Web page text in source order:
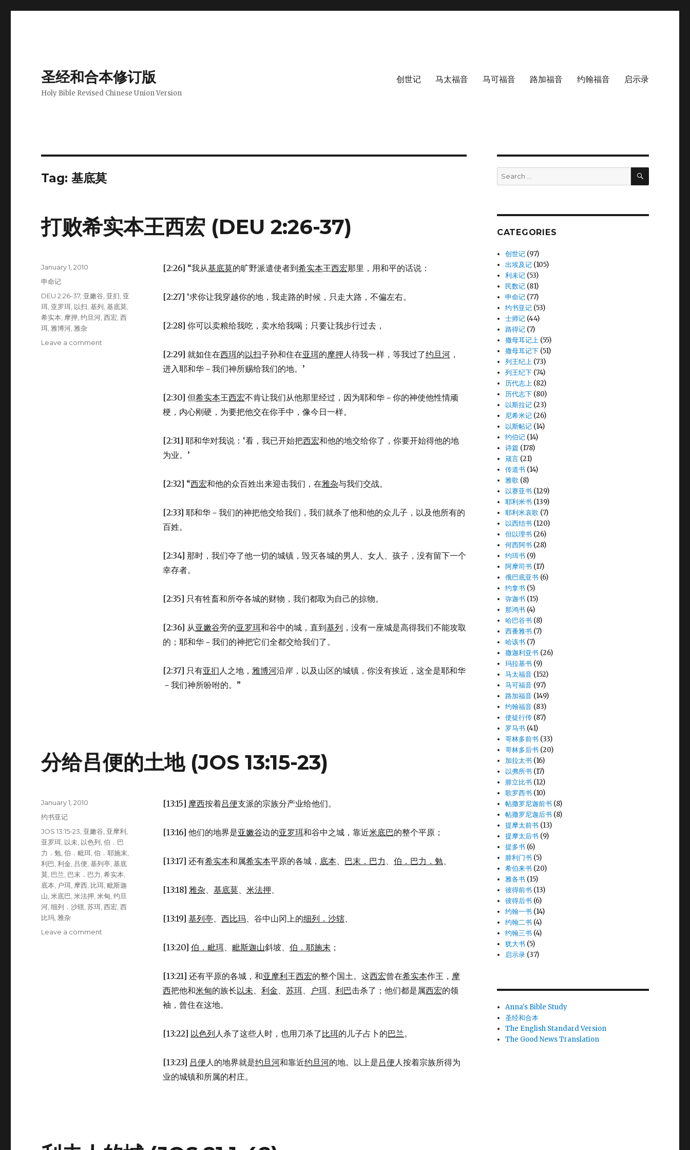
圣经和合本修订版
Holy Bible Revised Chinese Union Version
创世记 马太福音 马可福音 路加福音 约翰福音 启示录
Tag: 基底莫
打败希实本王西宏 (DEU 2:26-37)
[2:26] “我从基底莫的旷野派遣使者到希实本王西宏那里，用和平的话说：
[2:27] ‘求你让我穿越你的地，我走路的时候，只走大路，不偏左右。
[2:28] 你可以卖粮给我吃，卖水给我喝；只要让我步行过去，
[2:29] 就如住在西珥的以扫子孙和住在亚珥的摩押人待我一样，等我过了约旦河，
进入耶和华－我们神所赐给我们的地。’
[2:30] 但希实本王西宏不肯让我们从他那里经过，因为耶和华－你的神使他性情顽
梗，内心刚硬，为要把他交在你手中，像今日一样。
[2:31] 耶和华对我说：‘看，我已开始把西宏和他的地交给你了，你要开始得他的地
为业。’
[2:32] “西宏和他的众百姓出来迎击我们，在雅杂与我们交战。
[2:33] 耶和华－我们的神把他交给我们，我们就杀了他和他的众儿子，以及他所有的
百姓。
[2:34] 那时，我们夺了他一切的城镇，毁灭各城的男人、女人、孩子，没有留下一个
幸存者。
[2:35] 只有牲畜和所夺各城的财物，我们都取为自己的掠物。
[2:36] 从亚嫩谷旁的亚罗珥和谷中的城，直到基列 ，没有一座城是高得我们不能攻取
的；耶和华－我们的神把它们全都交给我们了。
[2:37] 只有亚扪人之地， 雅博河沿岸，以及山区的城镇，你没有挨近，这全是耶和华
－我们神所吩咐的。”
Posted
on
January 1, 2010
Categories
申命记
Tags
DEU 2:26-37, 亚嫩谷 亚扪 亚
珥 亚罗珥 以扫 ,基列 ,基底莫
希实本 摩押 ,约旦河 ,西宏 ,西
珥 雅博河 雅杂
Leave a comment
分给吕便的土地 (JOS 13:15-23)
[13:15] 摩西按着吕便支派的宗族分产业给他们。
[13:16] 他们的地界是亚嫩谷边的亚罗珥和谷中之城，靠近米底巴的整个平原；
[13:17] 还有希实本和属希实本平原的各城， 底本、 巴末．巴力 、 伯．巴力．勉、
[13:18] 雅杂、 基底莫、 米法押、
[13:19] 基列亭、 西比玛、谷中山冈上的细列．沙辖、
[13:20] 伯．毗珥、 毗斯迦山斜坡、 伯．耶施末 ；
[13:21] 还有平原的各城，和亚摩利王西宏的整个国土。这西宏曾在希实本作王， 摩
西把他和米甸的族长以未、 利金、 苏珥、 户珥、 利巴击杀了；他们都是属西宏的领
袖，曾住在这地。
[13:22] 以色列人杀了这些人时，也用刀杀了 比珥的儿子占卜的巴兰。
[13:23] 吕便人的地界就是约旦河和靠近约旦河的地。以上是吕便人按着宗族所得为
业的城镇和所属的村庄。
Posted
on
January 1, 2010
Categories
约书亚记
Tags
JOS 13:15-23 亚嫩谷 亚摩利
亚罗珥 以未 以色列 ,伯．巴
力．勉 ,伯．毗珥 ,伯．耶施末
利巴 ,利金 吕便 ,基列亭 ,基底
莫 巴兰 巴末．巴力 ,希实本
底本
户珥 摩西 比珥 ,毗斯迦
山 ,米底巴 ,米法押 ,米甸 ,约旦
河 ,细列．沙辖 ,苏珥 ,西宏 ,西
比玛 雅杂
Leave a comment
Search
for:
SEARCH
CATEGORIES
创世记 (97)
出埃及记 (105)
利未记 (53)
民数记 (81)
申命记 (77)
约书亚记 (53)
士师记 (44)
路得记 (7)
撒母耳记上 (55)
撒母耳记下 (51)
列王纪上 (73)
列王纪下 (74)
历代志上 (82)
历代志下 (80)
以斯拉记 (23)
尼希米记 (26)
以斯帖记 (14)
约伯记 (14)
诗篇 (178)
箴言 (21)
传道书 (14)
雅歌 (8)
以赛亚书 (129)
耶利米书 (139)
耶利米哀歌 (7)
以西结书 (120)
但以理书 (26)
何西阿书 (28)
约珥书 (9)
阿摩司书 (17)
俄巴底亚书 (6)
约拿书 (5)
弥迦书 (15)
那鸿书 (4)
哈巴谷书 (8)
西番雅书 (7)
哈该书 (7)
撒迦利亚书 (26)
玛拉基书 (9)
马太福音 (152)
马可福音 (97)
路加福音 (149)
约翰福音 (83)
使徒行传 (87)
罗马书 (41)
哥林多前书 (33)
哥林多后书 (20)
加拉太书 (16)
以弗所书 (17)
腓立比书 (12)
歌罗西书 (10)
帖撒罗尼迦前书 (8)
帖撒罗尼迦后书 (8)
提摩太前书 (13)
提摩太后书 (9)
提多书 (6)
腓利门书 (5)
希伯来书 (20)
雅各书 (15)
彼得前书 (13)
彼得后书 (6)
约翰一书 (14)
约翰二书 (4)
约翰三书 (4)
犹大书 (5)
启示录 (37)
Anna's Bible Study
圣经和合本
The English Standard Version
The Good News Translation